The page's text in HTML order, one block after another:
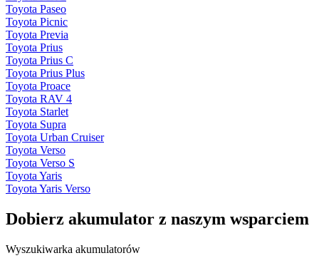
Toyota Paseo
Toyota Picnic
Toyota Previa
Toyota Prius
Toyota Prius C
Toyota Prius Plus
Toyota Proace
Toyota RAV 4
Toyota Starlet
Toyota Supra
Toyota Urban Cruiser
Toyota Verso
Toyota Verso S
Toyota Yaris
Toyota Yaris Verso
Dobierz akumulator z naszym wsparciem
Wyszukiwarka akumulatorów